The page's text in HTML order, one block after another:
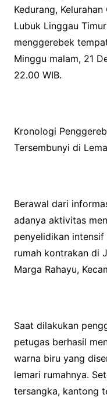
Kedurang,
Lubuk Linggau
menggerebek
Minggu malam, 21
22.00 WIB.
Kronologi
Tersembunyi di
Berawal dari
adanya aktivitas
penyelidikan
rumah kontrakan di
Marga Rahayu,
Saat dilakukan
petugas berhasil
warna biru yang
lemari rumahnya.
tersangka, kantong